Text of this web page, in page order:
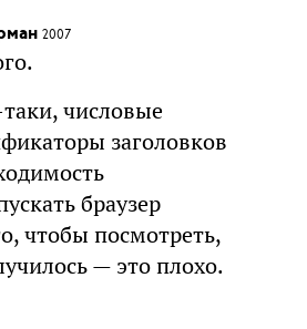
2007
числовые
заголовков
браузер
чтобы посмотреть,
— это плохо.